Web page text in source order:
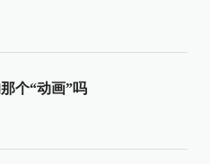
个“动画”吗